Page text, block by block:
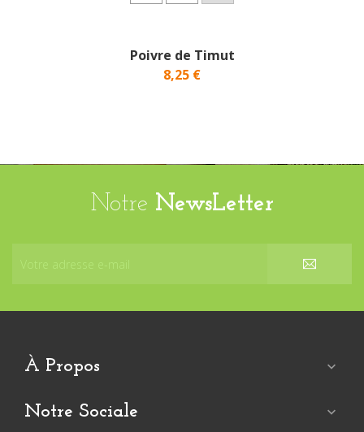
Poivre de Timut
8,25 €
Notre NewsLetter
À Propos 
Notre Sociale 